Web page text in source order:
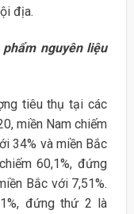
địa.
nguyên liệu
tiêu thụ tại các
miền Nam chiếm
34% và miền Bắc
60,1%, đứng
Bắc với 7,51%.
đứng thứ 2 là